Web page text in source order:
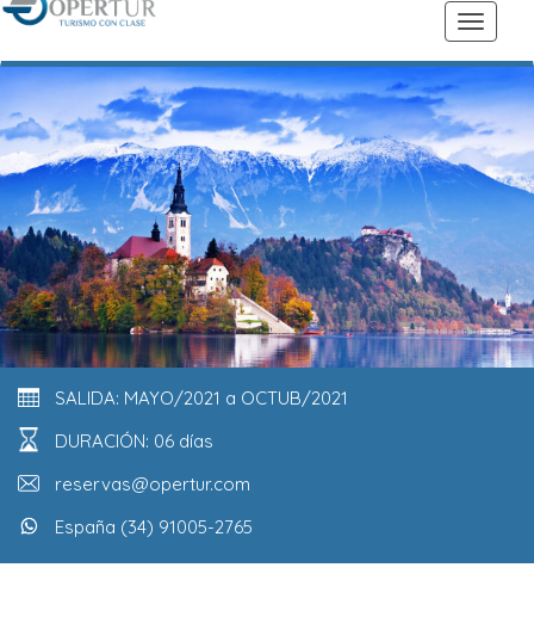
SALIDA: MAYO/2021 a OCTUB/2021
DURACIÓN: 06 días
reservas@opertur.com
España (34) 91005-2765